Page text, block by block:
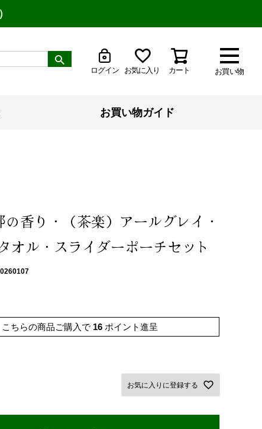
お買い物
ログイン お気に入り カート
お買い物ガイド
の香り・（茶楽）アールグレイ・
オル・スライダーポーチセット
こちらの商品ご購入で 16 ポイント進呈
お気に入りに登録する